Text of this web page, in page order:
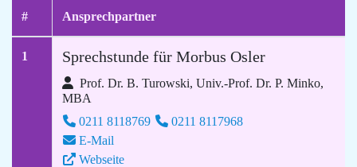
# Ansprechpartner
1 Sprechstunde für Morbus Osler
Prof. Dr. B. Turowski, Univ.-Prof. Dr. P. Minko,
MBA
0211 8118769
0211 8117968
E-Mail
Webseite